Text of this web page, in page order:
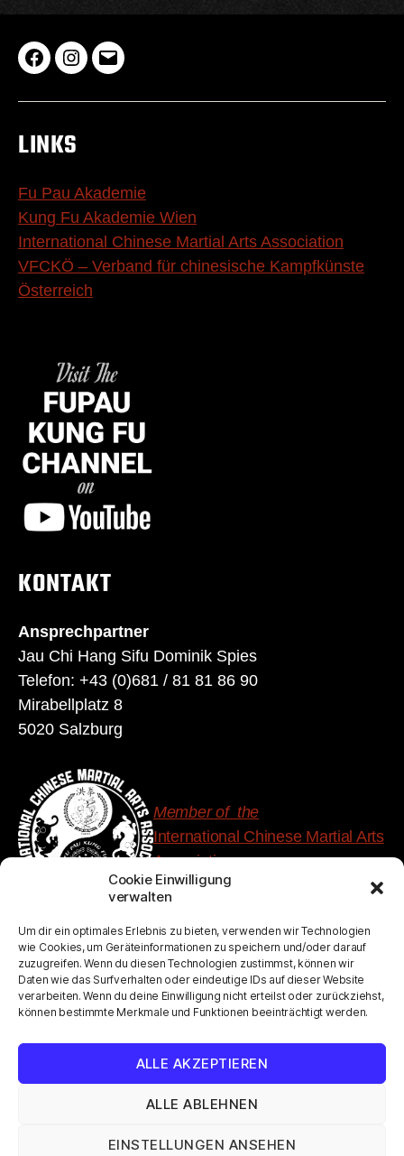
Cookie Einwilligung
verwalten
Um dir ein optimales Erlebnis zu bieten, verwenden wir Technologien
wie Cookies, um Geräteinformationen zu speichern und/oder darauf
zuzugreifen. Wenn du diesen Technologien zustimmst, können wir
Daten wie das Surfverhalten oder eindeutige IDs auf dieser Website
verarbeiten. Wenn du deine Einwilligung nicht erteilst oder zurückziehst,
können bestimmte Merkmale und Funktionen beeinträchtigt werden.
ALLE AKZEPTIEREN
ALLE ABLEHNEN
EINSTELLUNGEN ANSEHEN
Lau
Kuen
Fu
Academy
auf
Facebook
Lau
Kuen
Fu
Academy
auf
Instagram
E-
LINKS
Fu Pau Akademie
Kung Fu Akademie Wien
International Chinese Martial Arts Association
VFCKÖ – Verband für chinesische Kampfkünste
Österreich
KONTAKT
Ansprechpartner
Jau Chi Hang Sifu Dominik Spies
Telefon: +43 (0)681 / 81 81 86 90
Mirabellplatz 8
5020 Salzburg
Member of the
International Chinese Martial Arts
Association
Member of the
VFCKÖ - Verband für
chinesische Kampfkünste
Kung Fu Academy